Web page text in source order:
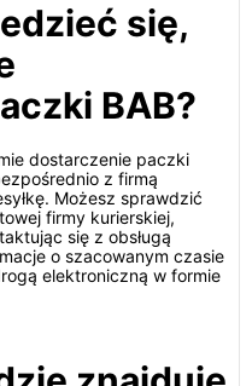
się,
BAB?
dostarczenie paczki
z firmą
Możesz sprawdzić
firmy kurierskiej,
się z obsługą
o szacowanym czasie
elektroniczną w formie